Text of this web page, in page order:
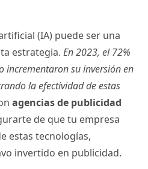
(IA) puede ser una
estrategia.En 2023, el 72%
incrementaron su inversión en
la efectividad de estas
agencias de publicidad
de que tu empresa
estas tecnologías,
invertido en publicidad.